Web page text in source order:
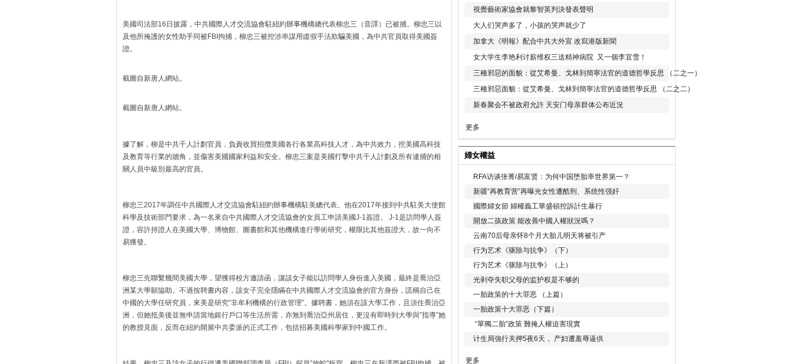
美國司法部16日披露，中共國際人才交流協會駐紐約辦事機構總代表柳忠三（音譯）已被捕。柳忠三以
及他所掩護的女性助手同被FBI拘捕，柳忠三被控涉串謀用虛假手法欺騙美國，為中共官員取得美國簽
證。
截圖自新唐人網站。
截圖自新唐人網站。
據了解，柳是中共千人計劃官員，負責收買招攬美國各行各業高科技人才，為中共效力，挖美國高科技
及教育等行業的牆角，並傷害美國國家利益和安全。柳忠三案是美國打擊中共千人計劃及所有逮捕的相
關人員中級別最高的官員。
柳忠三2017年調任中共國際人才交流協會駐紐約辦事機構駐美總代表。他在2017年接到中共駐美大使館
科學及技術部門要求，為一名來自中共國際人才交流協會的女員工申請美國J-1簽證。 J-1是訪問學人簽
證，容許持證人在美國大學、博物館、圖書館和其他機構進行學術研究，權限比其他簽證大，故一向不
易獲發。
柳忠三先聯繫幾間美國大學，望獲得校方邀請函，讓該女子能以訪問學人身份進入美國，最終是喬治亞
洲某大學願協助。不過按聘書內容，該女子完全隱瞞在中共國際人才交流協會的官方身份，謊稱自己在
中國的大學任研究員，來美是研究”非牟利機構的行政管理”。據聘書，她須在該大學工作，且須住喬治亞
洲，但她抵美後並無申請當地銀行戶口等生活所需，亦無到喬治亞州居住，更沒有即時到大學與”指導”她
的教授見面，反而在紐約開展中共委派的正式工作，包括招募美國科學家到中國工作。
視覺藝術家協會就黎智英判決發表聲明
大人们哭声多了，小孩的哭声就少了
加拿大《明報》配合中共大外宣 改寫港版新聞
女大学生李艳利讨薪维权三送精神病院 又一個李宜雪！
三種邪惡的面貌：從艾希曼、戈林到簡寧法官的道德哲學反思 （二之一）
三種邪惡面貌：從艾希曼、戈林到簡寧法官的道德哲學反思 （二之二）
新春聚会不被政府允許 天安门母亲群体公布近況
更多
婦女權益
RFA访谈张菁/易富贤：为何中国堕胎率世界第一？
新疆“再教育营”再曝光女性遭酷刑、系统性强奸
國際婦女節 婦權義工華盛頓控訴計生暴行
開放二孩政策 能改善中國人權狀況嗎？
云南70后母亲怀8个月大胎儿明天将被引产
行为艺术《驱除与抗争》（下）
行为艺术《驱除与抗争》（上）
光剥夺失职父母的监护权是不够的
一胎政策的十大罪恶 （上篇）
一胎政策十大罪恶（下篇）
“單獨二胎”政策 難掩人權迫害現實
计生局強行关押5夜6天， 产妇遭羞辱逼供
更多